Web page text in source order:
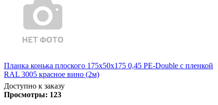
Планка конька плоского 175х50х175 0,45 PE-Double с пленкой
RAL 3005 красное вино (2м)
Доступно к заказу
Просмотры: 123